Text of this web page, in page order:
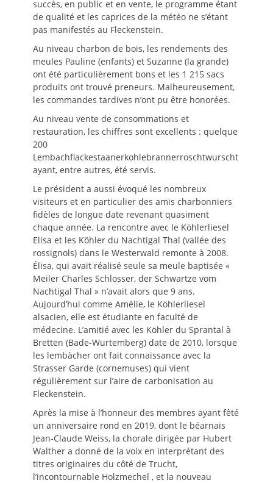
succès, en public et en vente, le programme étant
de qualité et les caprices de la météo ne s’étant
pas manifestés au Fleckenstein.
Au niveau charbon de bois, les rendements des
meules Pauline (enfants) et Suzanne (la grande)
ont été particulièrement bons et les 1 215 sacs
produits ont trouvé preneurs. Malheureusement,
les commandes tardives n’ont pu être honorées.
Au niveau vente de consommations et
restauration, les chiffres sont excellents : quelque
200
Lembachflackestaanerkohlebrannerroschtwurscht
ayant, entre autres, été servis.
Le président a aussi évoqué les nombreux
visiteurs et en particulier des amis charbonniers
fidèles de longue date revenant quasiment
chaque année. La rencontre avec le Köhlerliesel
Elisa et les Köhler du Nachtigal Thal (vallée des
rossignols) dans le Westerwald remonte à 2008.
Élisa, qui avait réalisé seule sa meule baptisée «
Meiler Charles Schlosser, der Schwartze vom
Nachtigal Thal » n’avait alors que 9 ans.
Aujourd’hui comme Amélie, le Köhlerliesel
alsacien, elle est étudiante en faculté de
médecine. L’amitié avec les Köhler du Sprantal à
Bretten (Bade-Wurtemberg) date de 2010, lorsque
les lembàcher ont fait connaissance avec la
Strasser Garde (cornemuses) qui vient
régulièrement sur l’aire de carbonisation au
Fleckenstein.
Après la mise à l’honneur des membres ayant fêté
un anniversaire rond en 2019, dont le béarnais
Jean-Claude Weiss, la chorale dirigée par Hubert
Walther a donné de la voix en interprétant des
titres originaires du côté de Trucht,
l’incontournable Holzmechel , et la nouveau